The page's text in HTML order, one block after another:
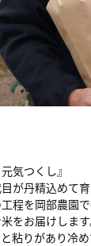
気つくし』
が丹精込めて育
程を岡部農園
をお届けしま
粘りがあり冷め